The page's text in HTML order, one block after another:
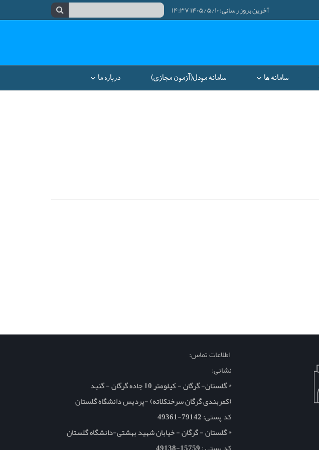
آخرین بروز رسانی: ۱۴۰۵/۵/۱۰ ۱۴:۳۷
سامانه ها سامانه مودل(آزمون مجازی) درباره ما
اطلاعات تماس:
نشانی:
* گلستان- گرگان - کیلومتر 10 جاده گرگان - گنبد
(کمربندی گرگان سرخنکلاته) -پردیس دانشگاه گلستان
کد پستی:79142-49361
* گلستان - گرگان - خیابان شهید بهشتی-دانشگاه گلستان